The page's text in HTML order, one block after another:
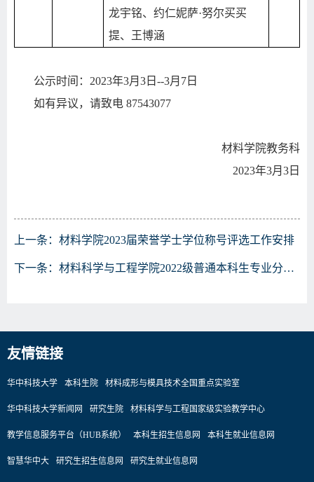
龙宇铭、约仁妮萨·努尔买买
提、王博涵
公示时间： 2023年3月 3 日 --3月 7 日
如有异议，请致电 87543077
材料学院教务科
2023年3月 3 日
上一条： 材料学院2023届荣誉学士学位称号评选工作安排
下一条： 材料科学与工程学院2022级普通本科生专业分流方案
友情链接
华中科技大学 本科生院 材料成形与模具技术全国重点实验室
华中科技大学新闻网 研究生院 材料科学与工程国家级实验教学中心
教学信息服务平台（HUB系统） 本科生招生信息网 本科生就业信息网
智慧华中大 研究生招生信息网 研究生就业信息网